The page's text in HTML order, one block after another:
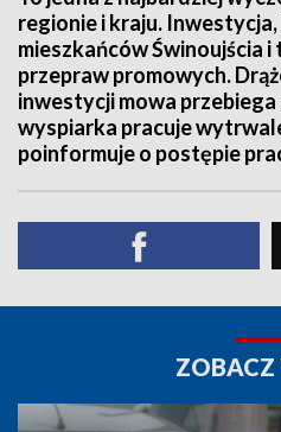
regionie i kraju.
mieszkańców Świnoujścia
przepraw promowych.
inwestycji mowa przebiega
wyspiarka pracuje
poinformuje o postępie
ZOBACZ